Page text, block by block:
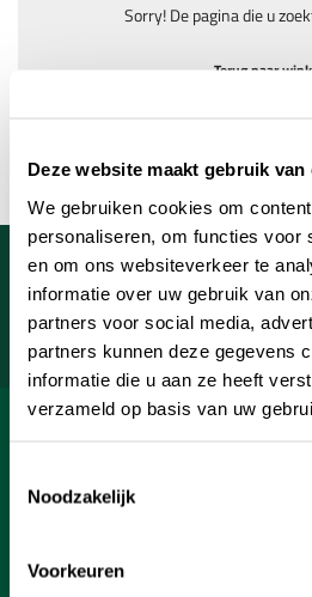
Deze website maakt gebruik van
We gebruiken cookies om
personaliseren, om functies voor
en om ons websiteverkeer te
informatie over uw gebruik van
partners voor social media,
partners kunnen deze gegevens
informatie die u aan ze heeft
verzameld op basis van uw
Noodzakelijk
Voorkeuren
Sorry! De pagina die u
Terug naar
Meld je aan voor
Uw e-mailadres
INFORMATIE
KLANTENSERVICE